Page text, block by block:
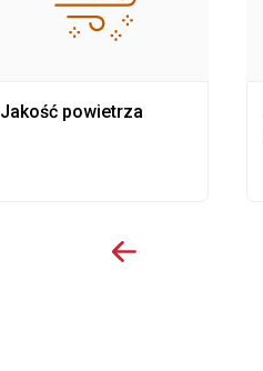
Jakość powietrza